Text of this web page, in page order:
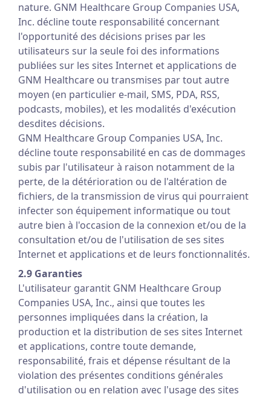
nature. GNM Healthcare Group Companies USA,
Inc. décline toute responsabilité concernant
l'opportunité des décisions prises par les
utilisateurs sur la seule foi des informations
publiées sur les sites Internet et applications de
GNM Healthcare ou transmises par tout autre
moyen (en particulier e-mail, SMS, PDA, RSS,
podcasts, mobiles), et les modalités d'exécution
desdites décisions.
GNM Healthcare Group Companies USA, Inc.
décline toute responsabilité en cas de dommages
subis par l'utilisateur à raison notamment de la
perte, de la détérioration ou de l'altération de
fichiers, de la transmission de virus qui pourraient
infecter son équipement informatique ou tout
autre bien à l'occasion de la connexion et/ou de la
consultation et/ou de l'utilisation de ses sites
Internet et applications et de leurs fonctionnalités.
2.9 Garanties
L'utilisateur garantit GNM Healthcare Group
Companies USA, Inc., ainsi que toutes les
personnes impliquées dans la création, la
production et la distribution de ses sites Internet
et applications, contre toute demande,
responsabilité, frais et dépense résultant de la
violation des présentes conditions générales
d'utilisation ou en relation avec l'usage des sites